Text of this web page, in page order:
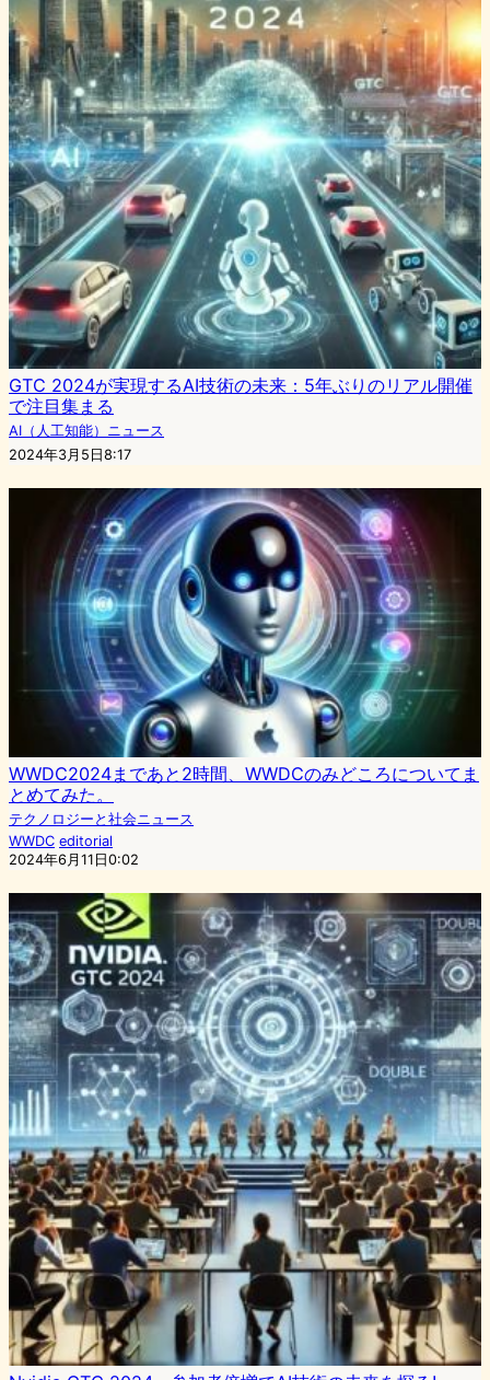
GTC 2024が実現するAI技術の未来：5年ぶりのリアル開催
で注目集まる
AI（人工知能）ニュース
2024年3月5日8:17
WWDC2024まであと2時間、WWDCのみどころについてま
とめてみた。
テクノロジーと社会ニュース
WWDC editorial
2024年6月11日0:02